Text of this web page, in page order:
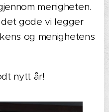
menigheten.
gode vi legger
og menighetens
nytt år!